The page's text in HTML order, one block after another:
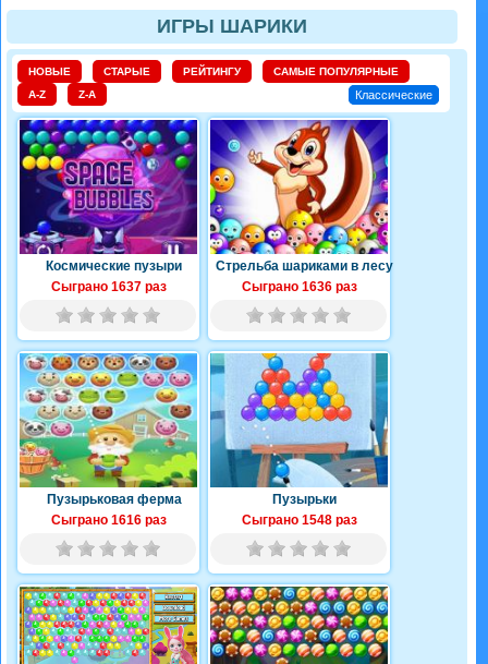
ИГРЫ ШАРИКИ
НОВЫЕ СТАРЫЕ РЕЙТИНГУ
САМЫЕ ПОПУЛЯРНЫЕ
A-Z
Z-A Классические
Космические пузыри
Сыграно 1637 раз
Стрельба шариками в лесу
Сыграно 1636 раз
Пузырьковая ферма
Сыграно 1616 раз
Пузырьки
Сыграно 1548 раз